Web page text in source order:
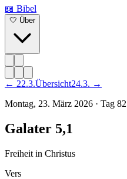
📖 Bibel
🤍 Über
← 22.3.Übersicht24.3. →
Montag, 23. März 2026 · Tag 82
Galater 5,1
Freiheit in Christus
Vers